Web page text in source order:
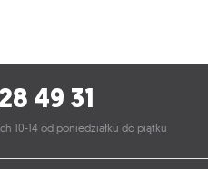
49 31
10-14 od poniedziałku do piątku